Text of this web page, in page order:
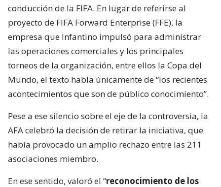
conducción de la FIFA. En lugar de referirse al
proyecto de FIFA Forward Enterprise (FFE), la
empresa que Infantino impulsó para administrar
las operaciones comerciales y los principales
torneos de la organización, entre ellos la Copa del
Mundo, el texto habla únicamente de “los recientes
acontecimientos que son de público conocimiento”.
Pese a ese silencio sobre el eje de la controversia, la
AFA celebró la decisión de retirar la iniciativa, que
había provocado un amplio rechazo entre las 211
asociaciones miembro.
En ese sentido, valoró el “reconocimiento de los